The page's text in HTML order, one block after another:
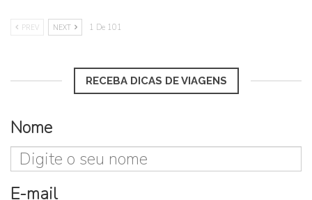
PREV NEXT 1 De 101
RECEBA DICAS DE VIAGENS
Nome
E-mail